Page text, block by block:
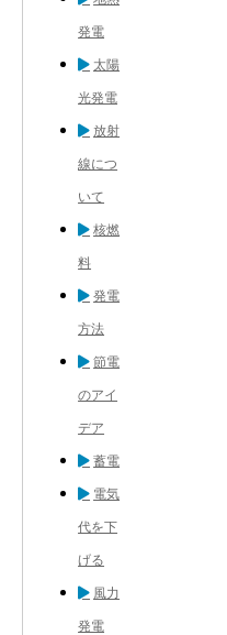
発電
太陽
光発電
放射
線につ
いて
核燃
料
発電
方法
節電
のアイ
デア
蓄電
電気
代を下
げる
風力
発電